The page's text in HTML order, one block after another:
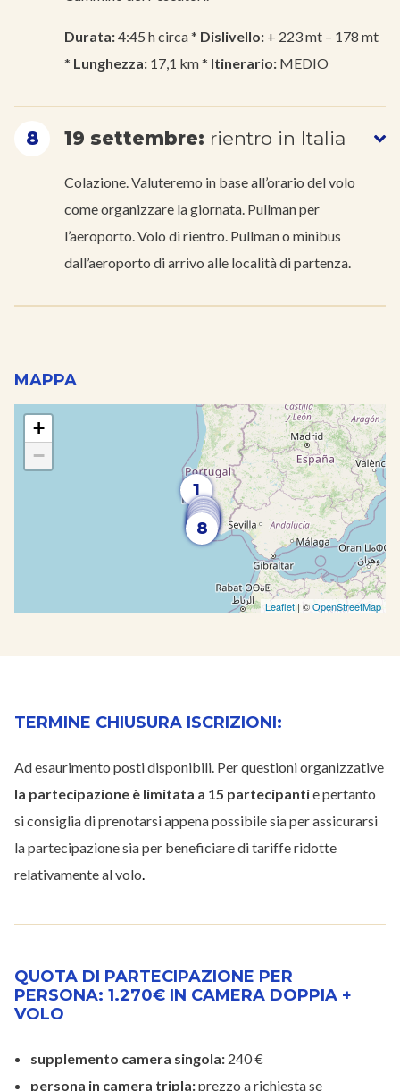
Durata:4:45 h circa * Dislivello: + 223 mt – 178 mt
* Lunghezza: 17,1 km * Itinerario: MEDIO
8 19 settembre: rientro in Italia
Colazione. Valuteremo in base all’orario del volo
come organizzare la giornata. Pullman per
l’aeroporto. Volo di rientro. Pullman o minibus
dall’aeroporto di arrivo alle località di partenza.
MAPPA
1
2
3
4
5
6
7
8
+
−
Leaflet | ©OpenStreetMap
TERMINE CHIUSURA ISCRIZIONI:
Ad esaurimento posti disponibili. Per questioni organizzative
la partecipazione è limitata a 15 partecipantie pertanto
si consiglia di prenotarsi appena possibile sia per assicurarsi
la partecipazione sia per beneficiare di tariffe ridotte
relativamente al volo.
QUOTA DI PARTECIPAZIONE PER
PERSONA: 1.270€ IN CAMERA DOPPIA +
VOLO
supplemento camera singola: 240 €
persona in camera tripla:prezzo a richiesta se